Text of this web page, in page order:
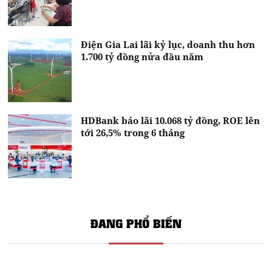
Điện Gia Lai lãi kỷ lục, doanh thu hơn
1.700 tỷ đồng nửa đầu năm
HDBank báo lãi 10.068 tỷ đồng, ROE lên
tới 26,5% trong 6 tháng
ĐANG PHỔ BIẾN